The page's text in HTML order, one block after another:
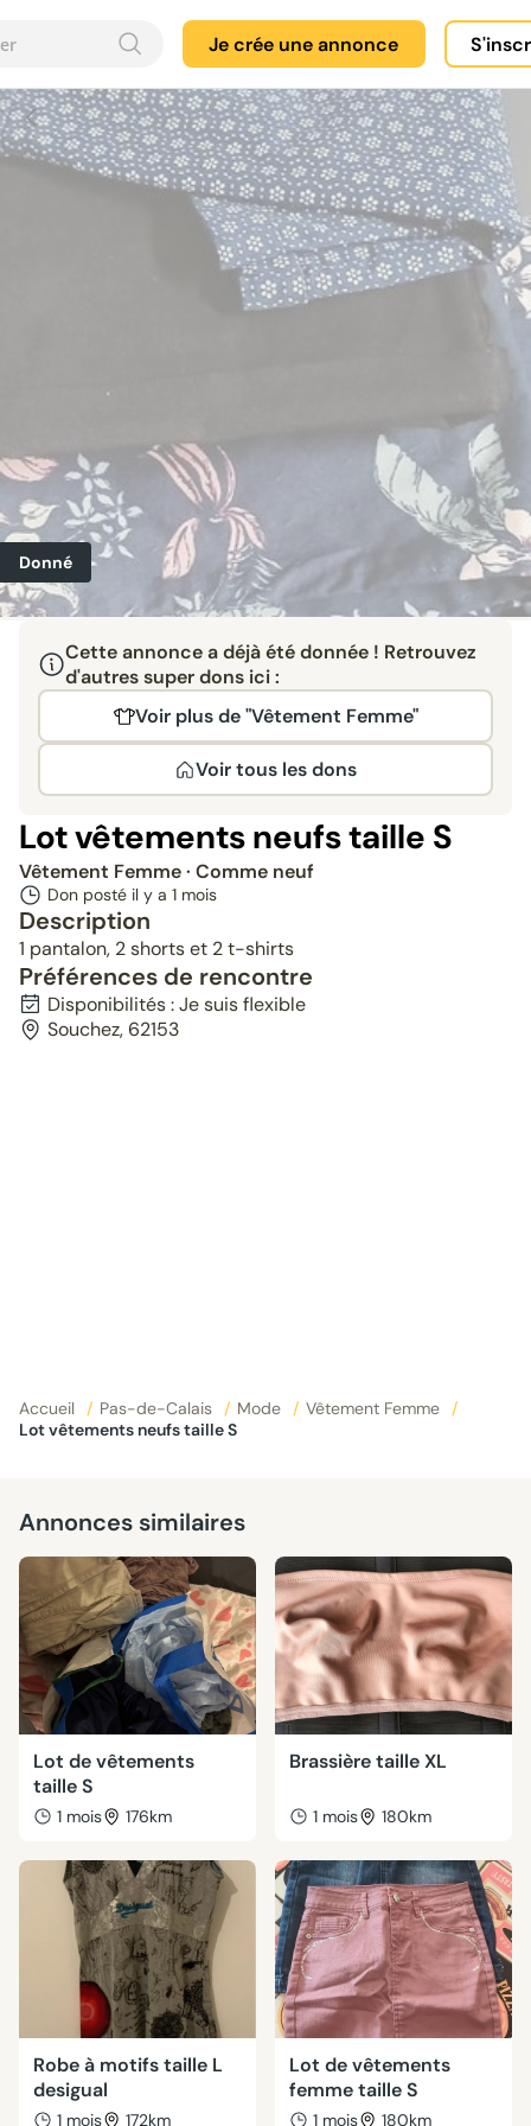
Je crée une annonce
Donné
Cette annonce a déjà été donnée ! Retrouvez
d'autres super dons ici :
Voir plus de "Vêtement Femme"
Voir tous les dons
Lot vêtements neufs taille S
Vêtement Femme· Comme neuf
Don posté il y a 1 mois
Description
1 pantalon, 2 shorts et 2 t-shirts
Préférences de rencontre
Disponibilités : Je suis flexible
Souchez, 62153
Accueil / Pas-de-Calais / Mode / Vêtement Femme
/
Lot vêtements neufs taille S
Annonces similaires
Lot de vêtements
taille S
1 mois 176km
Brassière taille XL
1 mois 180km
Robe à motifs taille L
desigual
1 mois 172km
Lot de vêtements
femme taille S
1 mois 180km